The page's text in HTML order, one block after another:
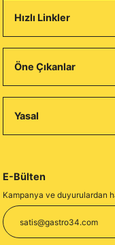
Hızlı Linkler
Öne Çıkanlar
Yasal
E-Bülten
Kampanya ve duyurulardan